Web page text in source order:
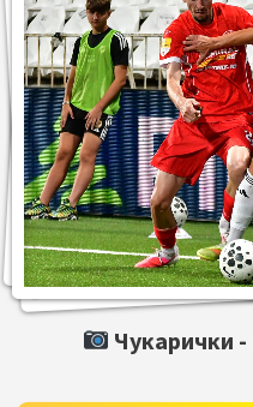
Чукарички -